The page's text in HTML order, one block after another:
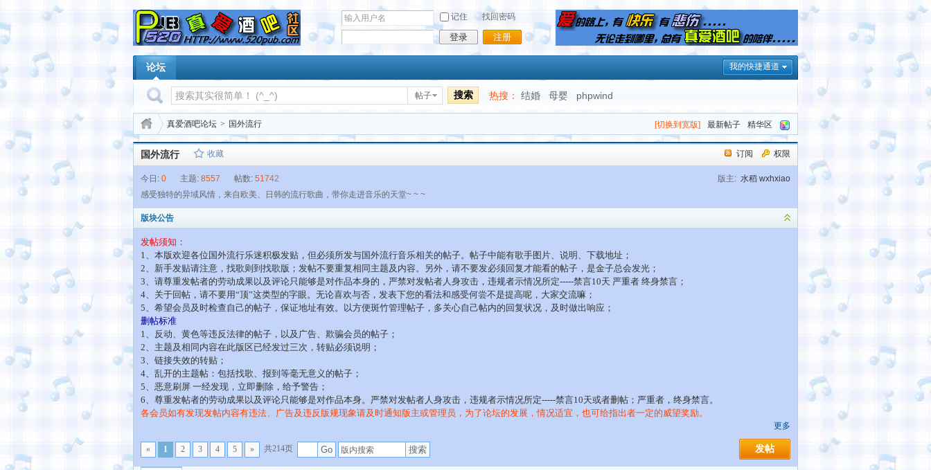
记住 找回密码
登录 注册
我的快捷通道
论坛
帖子 搜索 热搜： 结婚 母婴 phpwind
[切换到宽版] 最新帖子 精华区
真爱酒吧论坛 > 国外流行
订阅 权限
国外流行 收藏
版主: 水稻 wxhxiao
今日: 0 主题: 8557 帖数: 51742
感受独特的异域风情，来自欧美、日韩的流行歌曲，带你走进音乐的天堂~ ~ ~
版块公告
发帖须知：
1、本版欢迎各位国外流行乐迷积极发贴，但必须所发与国外流行音乐相关的帖子。帖子中能有歌手图片、说明、下载地址；
2、新手发贴请注意，找歌则到找歌版；发帖不要重复相同主题及内容。另外，请不要发必须回复才能看的帖子，是金子总会发光；
3、请尊重发帖者的劳动成果以及评论只能够是对作品本身的，严禁对发帖者人身攻击，违规者示情况所定-----禁言10天 严重者 终身禁言；
4、关于回帖，请不要用“顶”这类型的字眼。无论喜欢与否，发表下您的看法和感受何尝不是提高呢，大家交流嘛；
5、希望会员及时检查自己的帖子，保证地址有效。以方便斑竹管理帖子，多关心自己帖内的回复状况，及时做出响应；
删帖标准
1、反动、黄色等违反法律的帖子，以及广告、欺骗会员的帖子；
2、主题及相同内容在此版区已经发过三次，转贴必须说明；
3、链接失效的转贴；
4、乱开的主题帖：包括找歌、报到等毫无意义的帖子；
5、恶意刷屏 一经发现，立即删除，给予警告；
6、尊重发帖者的劳动成果以及评论只能够是对作品本身。严禁对发帖者人身攻击，违规者示情况所定-----禁言10天或者删帖；严重者，终身禁言。
各会员如有发现发帖内容有违法、广告及违反版规现象请及时通知版主或管理员，为了论坛的发展，情况适宜，也可给指出者一定的威望奖励。
更多
发帖
« 1 2 3 4 5 » 共214页 Go 搜索